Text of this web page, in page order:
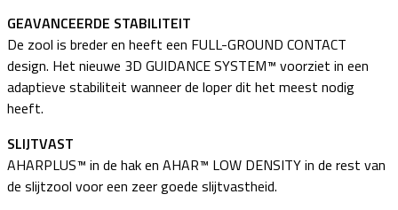
GEAVANCEERDE STABILITEIT
De zool is breder en heeft een FULL-GROUND CONTACT
design. Het nieuwe 3D GUIDANCE SYSTEM™ voorziet in een
adaptieve stabiliteit wanneer de loper dit het meest nodig
heeft.
SLIJTVAST
AHARPLUS™ in de hak en AHAR™ LOW DENSITY in de rest van
de slijtzool voor een zeer goede slijtvastheid.